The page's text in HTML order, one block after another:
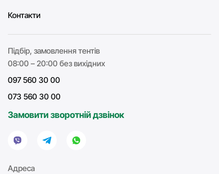
Контакти
Підбір, замовлення тентів
08:00 – 20:00 без вихідних
097 560 30 00
073 560 30 00
Замовити зворотній дзвінок
Адреса